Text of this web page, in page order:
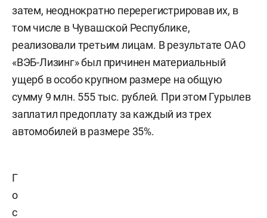
затем, неоднократно перерегистрировав их, в
том числе в Чувашской Республике,
реализовали третьим лицам. В результате ОАО
«ВЭБ-Лизинг» был причинен материальный
ущерб в особо крупном размере на общую
сумму 9 млн. 555 тыс. рублей. При этом Гурылев
заплатил предоплату за каждый из трех
автомобилей в размере 35%.
Г
о
с